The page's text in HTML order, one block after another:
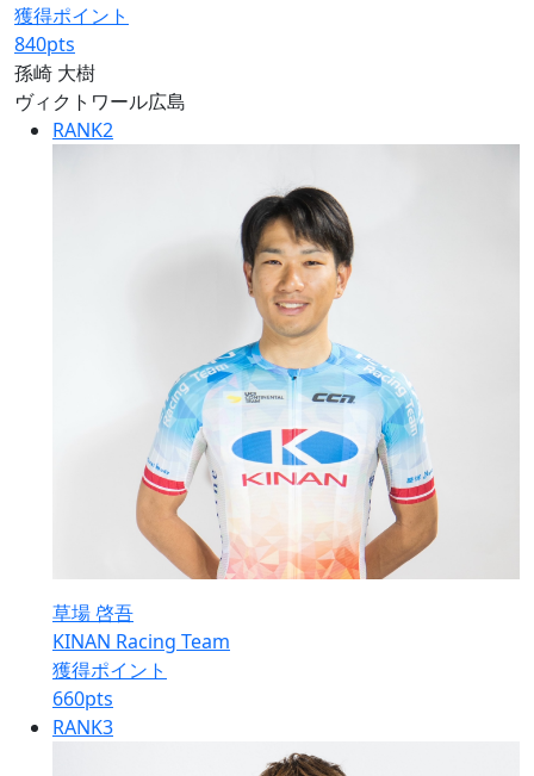
獲得ポイント
840pts
孫崎 大樹
ヴィクトワール広島
RANK2
草場 啓吾
KINAN Racing Team
獲得ポイント
660pts
RANK3